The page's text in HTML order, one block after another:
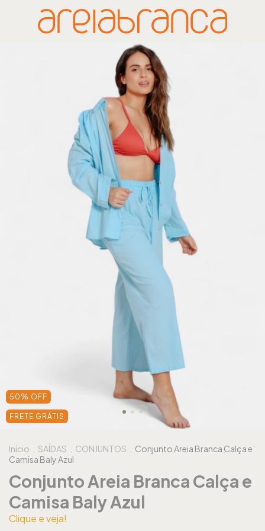
50 % OFF
FRETE GRÁTIS
Início SAÍDAS CONJUNTOS
Conjunto Areia Branca Calça e
Camisa Baly Azul
Conjunto Areia Branca Calça e
Camisa Baly Azul
Clique e veja!